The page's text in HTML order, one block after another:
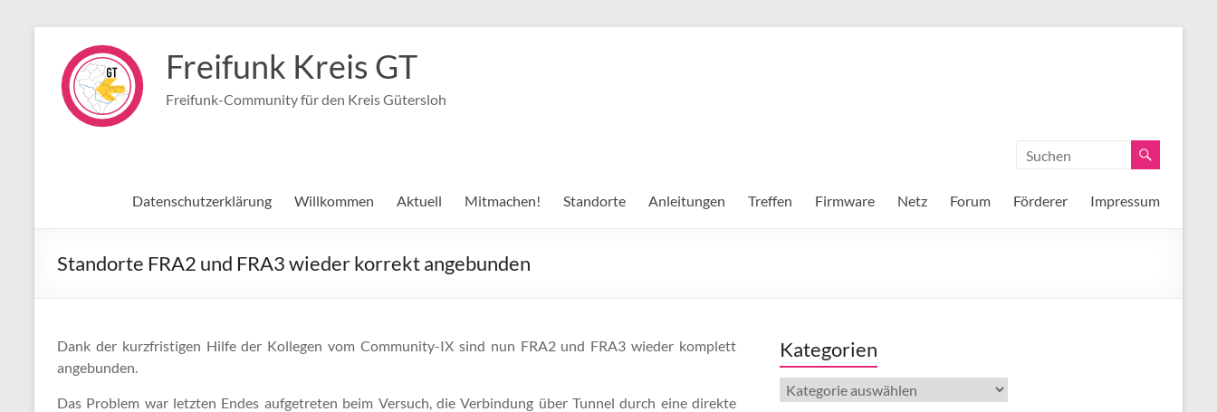
springen
Freifunk Kreis GT
Freifunk-Community für den Kreis Gütersloh
Datenschutzerklärung Willkommen Aktuell Mitmachen! Standorte Anleitungen Treffen Firmware Netz Forum Förderer Impressum
Standorte FRA2 und FRA3 wieder korrekt angebunden
Dank der kurzfristigen Hilfe der Kollegen vom Community-IX sind nun FRA2 und FRA3 wieder komplett
angebunden.
Das Problem war letzten Endes aufgetreten beim Versuch, die Verbindung über Tunnel durch eine direkte
Kategorien
Kategorien